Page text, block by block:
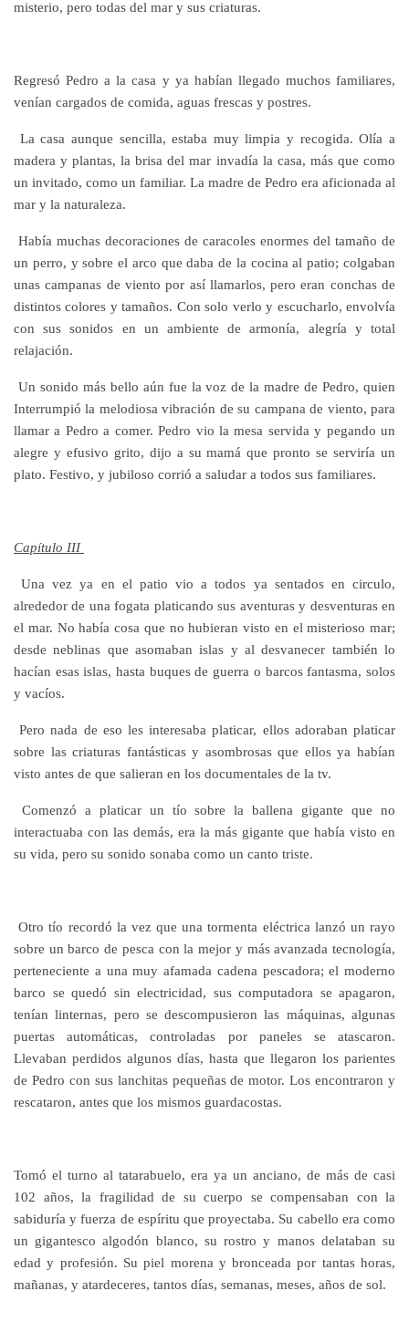
misterio, pero todas del mar y sus criaturas.
Regresó Pedro a la casa y ya habían llegado muchos familiares,
venían cargados de comida, aguas frescas y postres.
La casa aunque sencilla, estaba muy limpia y recogida. Olía a
madera y plantas, la brisa del mar invadía la casa, más que como
un invitado, como un familiar. La madre de Pedro era aficionada al
mar y la naturaleza.
Había muchas decoraciones de caracoles enormes del tamaño de
un perro, y sobre el arco que daba de la cocina al patio; colgaban
unas campanas de viento por así llamarlos, pero eran conchas de
distintos colores y tamaños. Con solo verlo y escucharlo, envolvía
con sus sonidos en un ambiente de armonía, alegría y total
relajación.
Un sonido más bello aún fue la voz de la madre de Pedro, quien
Interrumpió la melodiosa vibración de su campana de viento, para
llamar a Pedro a comer. Pedro vio la mesa servida y pegando un
alegre y efusivo grito, dijo a su mamá que pronto se serviría un
plato. Festivo, y jubiloso corrió a saludar a todos sus familiares.
Capítulo III
Una vez ya en el patio vio a todos ya sentados en circulo,
alrededor de una fogata platicando sus aventuras y desventuras en
el mar. No había cosa que no hubieran visto en el misterioso mar;
desde neblinas que asomaban islas y al desvanecer también lo
hacían esas islas, hasta buques de guerra o barcos fantasma, solos
y vacíos.
Pero nada de eso les interesaba platicar, ellos adoraban platicar
sobre las criaturas fantásticas y asombrosas que ellos ya habían
visto antes de que salieran en los documentales de la tv.
Comenzó a platicar un tío sobre la ballena gigante que no
interactuaba con las demás, era la más gigante que había visto en
su vida, pero su sonido sonaba como un canto triste.
Otro tío recordó la vez que una tormenta eléctrica lanzó un rayo
sobre un barco de pesca con la mejor y más avanzada tecnología,
perteneciente a una muy afamada cadena pescadora; el moderno
barco se quedó sin electricidad, sus computadora se apagaron,
tenían linternas, pero se descompusieron las máquinas, algunas
puertas automáticas, controladas por paneles se atascaron.
Llevaban perdidos algunos días, hasta que llegaron los parientes
de Pedro con sus lanchitas pequeñas de motor. Los encontraron y
rescataron, antes que los mismos guardacostas.
Tomó el turno al tatarabuelo, era ya un anciano, de más de casi
102 años, la fragilidad de su cuerpo se compensaban con la
sabiduría y fuerza de espíritu que proyectaba. Su cabello era como
un gigantesco algodón blanco, su rostro y manos delataban su
edad y profesión. Su piel morena y bronceada por tantas horas,
mañanas, y atardeceres, tantos días, semanas, meses, años de sol.